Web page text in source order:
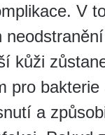
V
kůži
pro
a